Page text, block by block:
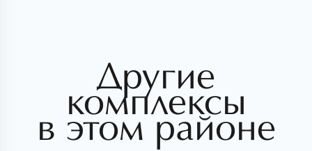
Другие
комплексы
в этом районе